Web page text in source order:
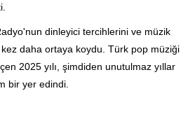
dinleyici tercihlerini ve müzik
daha ortaya koydu. Türk pop müziği
2025 yılı, şimdiden unutulmaz yıllar
bir yer edindi.